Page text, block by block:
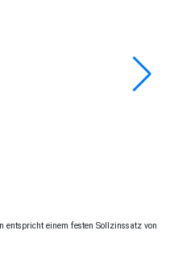
entspricht einem festen Sollzinssatz von